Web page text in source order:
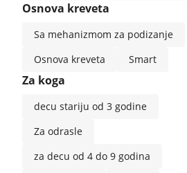
Naddušeci Tvrd Srednji
Osnova kreveta
Sa mehanizmom za podizanje
Osnova kreveta
Smart
Za koga
decu stariju od 3 godine
Za odrasle
za decu od 4 do 9 godina